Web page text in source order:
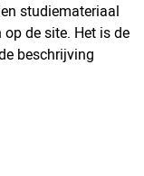
studiemateriaal
de site. Het is de
beschrijving